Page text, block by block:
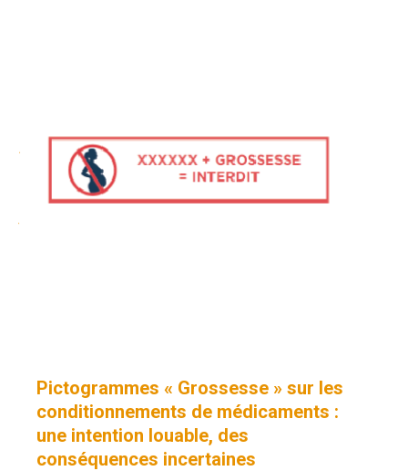
Pictogrammes « Grossesse » sur les
conditionnements de médicaments :
une intention louable, des
conséquences incertaines